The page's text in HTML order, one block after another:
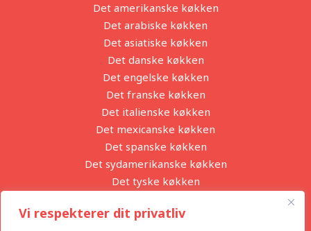
Vi respekterer dit privatliv
Det amerikanske køkken
Det arabiske køkken
Det asiatiske køkken
Det danske køkken
Det engelske køkken
Det franske køkken
Det italienske køkken
Det mexicanske køkken
Det spanske køkken
Det sydamerikanske køkken
Det tyske køkken
Privatlivspolitik